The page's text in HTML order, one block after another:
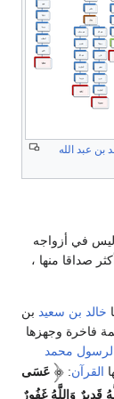
بن عبد الله
في أزواجه
صداقا منها ،
خالد بن سعيد بن
فاخرة وجهزها
محمد
القرآن:
عَسَى
قَدِيرٌ وَاللَّهُ غَفُورٌ